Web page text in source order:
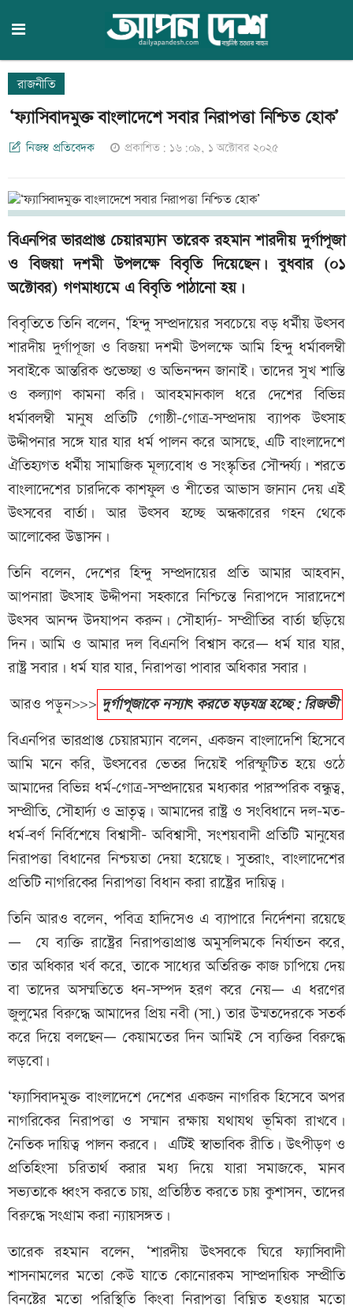
রাজনীতি
‘ফ্যাসিবাদমুক্ত বাংলাদেশে সবার নিরাপত্তা নিশ্চিত হোক’
নিজস্ব প্রতিবেদক প্রকাশিত: ১৬:০৯, ১ অক্টোবর ২০২৫
বিএনপির ভারপ্রাপ্ত চেয়ারম্যান তারেক রহমান শারদীয় দুর্গাপূজা
ও বিজয়া দশমী উপলক্ষে বিবৃতি দিয়েছেন। বুধবার (০১
অক্টোবর) গণমাধ্যমে এ বিবৃতি পাঠানো হয়।
বিবৃতিতে তিনি বলেন, ‘হিন্দু সম্প্রদায়ের সবচেয়ে বড় ধর্মীয় উৎসব
শারদীয় দুর্গাপূজা ও বিজয়া দশমী উপলক্ষে আমি হিন্দু ধর্মাবলম্বী
সবাইকে আন্তরিক শুভেচ্ছা ও অভিনন্দন জানাই। তাদের সুখ শান্তি
ও কল্যাণ কামনা করি। আবহমানকাল ধরে দেশের বিভিন্ন
ধর্মাবলম্বী মানুষ প্রতিটি গোষ্ঠী-গোত্র-সম্প্রদায় ব্যাপক উৎসাহ
উদ্দীপনার সঙ্গে যার যার ধর্ম পালন করে আসছে, এটি বাংলাদেশে
ঐতিহ্যগত ধর্মীয় সামাজিক মূল্যবোধ ও সংস্কৃতির সৌন্দর্য্য। শরতে
বাংলাদেশের চারদিকে কাশফুল ও শীতের আভাস জানান দেয় এই
উৎসবের বার্তা। আর উৎসব হচ্ছে অন্ধকারের গহন থেকে
আলোকের উদ্ভাসন।
তিনি বলেন, দেশের হিন্দু সম্প্রদায়ের প্রতি আমার আহবান,
আপনারা উৎসাহ উদ্দীপনা সহকারে নিশ্চিন্তে নিরাপদে সারাদেশে
উৎসব আনন্দ উদযাপন করুন। সৌহার্দ্য- সম্প্রীতির বার্তা ছড়িয়ে
দিন। আমি ও আমার দল বিএনপি বিশ্বাস করে— ধর্ম যার যার,
রাষ্ট্র সবার। ধর্ম যার যার, নিরাপত্তা পাবার অধিকার সবার।
আরও পড়ুন>>> দুর্গাপূজাকে নস্যাৎ করতে ষড়যন্ত্র হচ্ছে: রিজভী
বিএনপির ভারপ্রাপ্ত চেয়ারম্যান বলেন, একজন বাংলাদেশি হিসেবে
আমি মনে করি, উৎসবের ভেতর দিয়েই পরিস্ফুটিত হয়ে ওঠে
আমাদের বিভিন্ন ধর্ম-গোত্র-সম্প্রদায়ের মধ্যকার পারস্পরিক বন্ধুত্ব,
সম্প্রীতি, সৌহার্দ্য ও ভ্রাতৃত্ব। আমাদের রাষ্ট্র ও সংবিধানে দল-মত-
ধর্ম-বর্ণ নির্বিশেষে বিশ্বাসী- অবিশ্বাসী, সংশয়বাদী প্রতিটি মানুষের
নিরাপত্তা বিধানের নিশ্চয়তা দেয়া হয়েছে। সুতরাং, বাংলাদেশের
প্রতিটি নাগরিকের নিরাপত্তা বিধান করা রাষ্ট্রের দায়িত্ব।
তিনি আরও বলেন, পবিত্র হাদিসেও এ ব্যাপারে নির্দেশনা রয়েছে
— যে ব্যক্তি রাষ্ট্রের নিরাপত্তাপ্রাপ্ত অমুসলিমকে নির্যাতন করে,
তার অধিকার খর্ব করে, তাকে সাধ্যের অতিরিক্ত কাজ চাপিয়ে দেয়
বা তাদের অসম্মতিতে ধন-সম্পদ হরণ করে নেয়— এ ধরণের
জুলুমের বিরুদ্ধে আমাদের প্রিয় নবী (সা.) তার উম্মতদেরকে সতর্ক
করে দিয়ে বলছেন— কেয়ামতের দিন আমিই সে ব্যক্তির বিরুদ্ধে
লড়বো।
‘ফ্যাসিবাদমুক্ত বাংলাদেশে দেশের একজন নাগরিক হিসেবে অপর
নাগরিকের নিরাপত্তা ও সম্মান রক্ষায় যথাযথ ভূমিকা রাখবে।
নৈতিক দায়িত্ব পালন করবে। এটিই স্বাভাবিক রীতি। উৎপীড়ণ ও
প্রতিহিংসা চরিতার্থ করার মধ্য দিয়ে যারা সমাজকে, মানব
সভ্যতাকে ধ্বংস করতে চায়, প্রতিষ্ঠিত করতে চায় কুশাসন, তাদের
বিরুদ্ধে সংগ্রাম করা ন্যায়সঙ্গত।
তারেক রহমান বলেন, ‘শারদীয় উৎসবকে ঘিরে ফ্যাসিবাদী
শাসনামলের মতো কেউ যাতে কোনোরকম সাম্প্রদায়িক সম্প্রীতি
বিনষ্টের মতো পরিস্থিতি কিংবা নিরাপত্তা বিঘ্নিত হওয়ার মতো